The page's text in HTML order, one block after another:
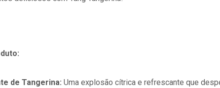
de Tangerina: Uma explosão cítrica e refrescante que